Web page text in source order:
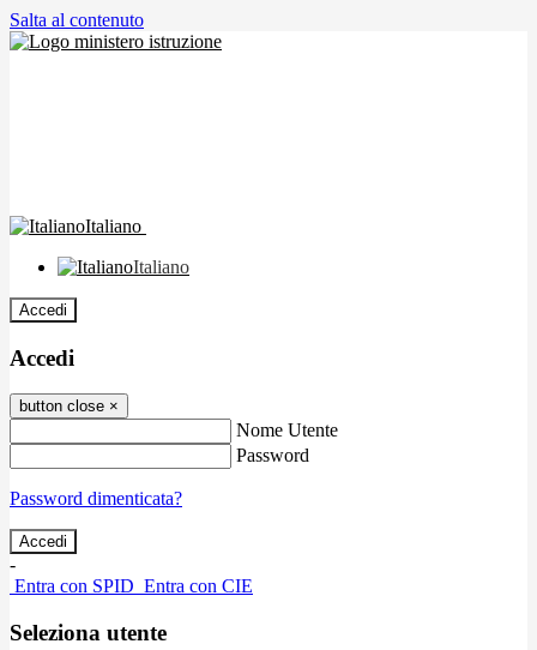
Salta al contenuto
Italiano
Italiano
Accedi
Accedi
button close ×
Nome Utente
Password
Password dimenticata?
-
Entra con SPID Entra con CIE
Seleziona utente